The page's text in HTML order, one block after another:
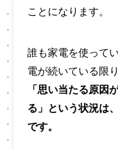
ことになります。
誰も家電を使って
電が続いている限
「思い当たる原因
る」という状況は
です。